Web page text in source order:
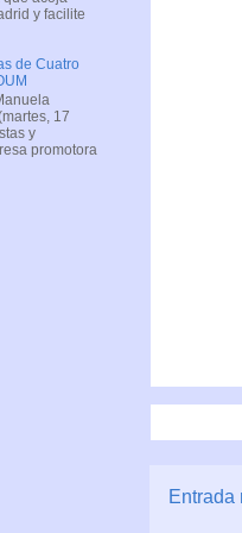
Entrada
y facilite
de Cuatro
17
y
promotora